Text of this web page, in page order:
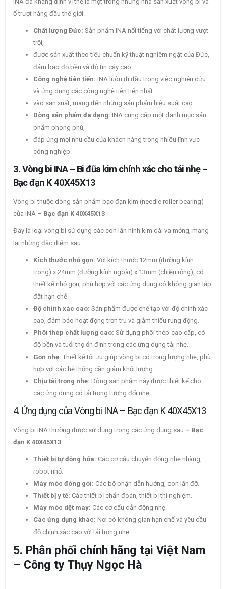
ổ trượt hàng đầu thế giới.
Chất lượng Đức: Sản phẩm INA nổi tiếng với chất lượng vượt
trội,
được sản xuất theo tiêu chuẩn kỹ thuật nghiêm ngặt của Đức,
đảm bảo độ bền và độ tin cậy cao.
Công nghệ tiên tiến: INA luôn đi đầu trong việc nghiên cứu
và ứng dụng các công nghệ tiên tiến nhất
vào sản xuất, mang đến những sản phẩm hiệu suất cao.
Dòng sản phẩm đa dạng: INA cung cấp một danh mục sản
phẩm phong phú,
đáp ứng mọi nhu cầu của khách hàng trong nhiều lĩnh vực
công nghiệp.
3. Vòng bi INA – Bi đũa kim chính xác cho tải nhẹ –
Bạc đạn K 40X45X13
Vòng bi thuộc dòng sản phẩm bạc đạn kim (needle roller bearing)
của INA – Bạc đạn K 40X45X13
Đây là loại vòng bi sử dụng các con lăn hình kim dài và mỏng, mang
lại những đặc điểm sau:
Kích thước nhỏ gọn: Với kích thước 12mm (đường kính
trong) x 24mm (đường kính ngoài) x 13mm (chiều rộng), có
thiết kế nhỏ gọn, phù hợp với các ứng dụng có không gian lắp
đặt hạn chế.
Độ chính xác cao: Sản phẩm được chế tạo với độ chính xác
cao, đảm bảo hoạt động trơn tru và giảm thiểu rung động.
Phôi thép chất lượng cao: Sử dụng phôi thép cao cấp, có
độ bền và tuổi thọ ổn định trong các ứng dụng tải nhẹ.
Gọn nhẹ: Thiết kế tối ưu giúp vòng bi có trọng lượng nhẹ, phù
hợp với các hệ thống cần giảm khối lượng.
Chịu tải trọng nhẹ: Dòng sản phẩm này được thiết kế cho
các ứng dụng có tải trọng tương đối nhẹ.
4. Ứng dụng của Vòng bi INA – Bạc đạn K 40X45X13
Vòng bi INA thường được sử dụng trong các ứng dụng sau – Bạc
đạn K 40X45X13
Thiết bị tự động hóa: Các cơ cấu chuyển động nhẹ nhàng,
robot nhỏ.
Máy móc đóng gói: Các bộ phận dẫn hướng, con lăn đỡ.
Thiết bị y tế: Các thiết bị chẩn đoán, thiết bị thí nghiệm.
Máy móc dệt may: Các cơ cấu dẫn động nhẹ.
Các ứng dụng khác: Nơi có không gian hạn chế và yêu cầu
độ chính xác cao với tải trọng nhẹ.
5. Phân phối chính hãng tại Việt Nam
– Công ty Thụy Ngọc Hà